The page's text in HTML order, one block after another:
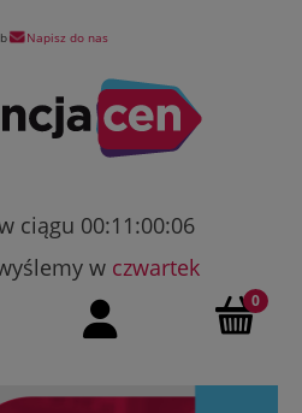
Napisz do nas
ciągu 00:11:00:05
w czwartek